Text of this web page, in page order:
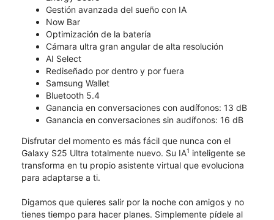
Gestión avanzada del sueño con IA
Now Bar
Optimización de la batería
Cámara ultra gran angular de alta resolución
AI Select
Rediseñado por dentro y por fuera
Samsung Wallet
Bluetooth 5.4
Ganancia en conversaciones con audífonos: 13 dB
Ganancia en conversaciones sin audífonos: 16 dB
Disfrutar del momento es más fácil que nunca con el
Galaxy S25 Ultra totalmente nuevo. Su IA1 inteligente se
transforma en tu propio asistente virtual que evoluciona
para adaptarse a ti.
Digamos que quieres salir por la noche con amigos y no
tienes tiempo para hacer planes. Simplemente pídele al